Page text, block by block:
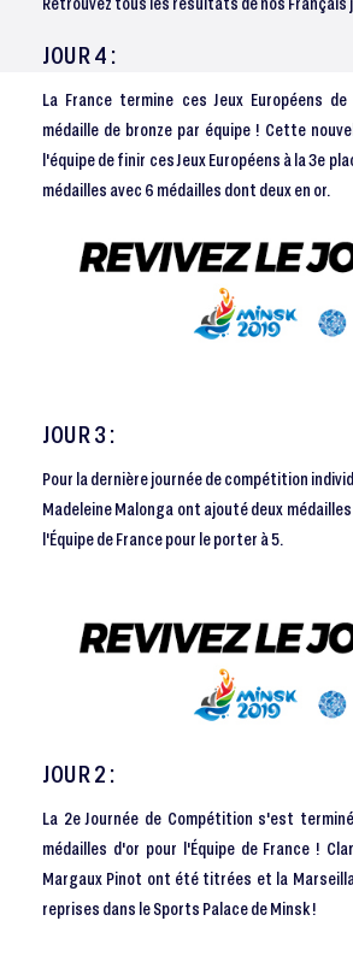
JOUR 4 :
La France termine ces Jeux Européens
médaille de bronze par équipe ! Cette
l'équipe de finir ces Jeux Européens à la 3e
médailles avec 6 médailles dont deux en or.
JOUR 3 :
Pour la dernière journée de compétition
Madeleine Malonga ont ajouté deux
l'Équipe de France pour le porter à 5.
JOUR 2 :
La 2e Journée de Compétition s'est
médailles d'or pour l'Équipe de France !
Margaux Pinot ont été titrées et la
reprises dans le Sports Palace de Minsk !